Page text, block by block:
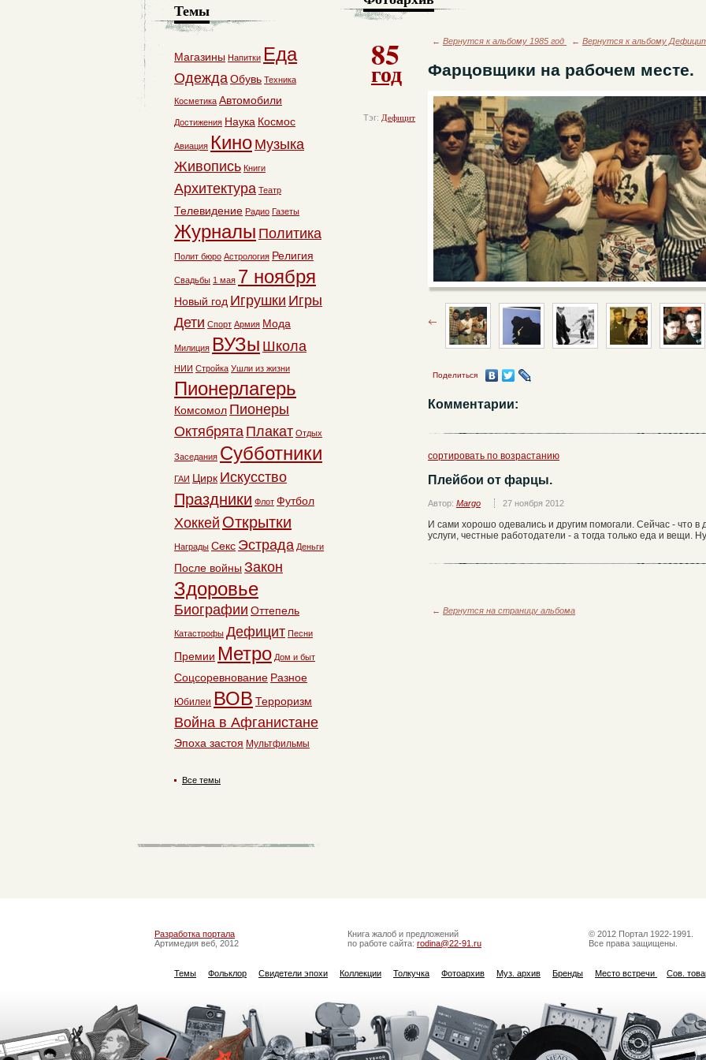
85
год
Тэг: Дефицит
← Вернутся к альбому 1985 год ← Вернутся к альбому
Фарцовщики на рабочем месте.
Поделиться
Комментарии:
сортировать по возрастанию
Плейбои от фарцы.
Автор: Margo 27 ноября 2012
И сами хорошо одевались и другим помогали. Сейчас - что
услуги, честные работодатели - а тогда только еда и вещи.
← Вернутся на страницу альбома
Темы
Магазины Напитки Еда
ОдеждаОбувь Техника
Косметика Автомобили
Достижения Наука Космос
Авиация Кино Музыка
Живопись Книги
Архитектура Театр
Телевидение Радио Газеты
Журналы Политика
Полит бюро Астрология Религия
Свадьбы 1 мая 7 ноября
Новый год Игрушки Игры
Дети Спорт Армия Мода
Милиция ВУЗы Школа
НИИ Стройка Ушли из жизни
Пионерлагерь
Комсомол Пионеры
Октябрята Плакат Отдых
Заседания Субботники
ГАИ Цирк Искусство
Праздники Флот Футбол
Хоккей Открытки
Награды Секс Эстрада Деньги
После войны Закон
Здоровье
Биографии Оттепель
Катастрофы Дефицит Песни
Премии Метро Дом и быт
Соцсоревнование Разное
Юбилеи ВОВ Терроризм
Война в Афганистане
Эпоха застоя Мультфильмы
Все темы
Разработка портала
Артимедия веб, 2012
Книга жалоб и предложений
по работе сайта: rodina@22-91.ru
© 2012 Портал 1922-1991.
Все права защищены.
Темы Фольклор Свидетели эпохи Коллекции Толкучка Фотоархив Муз. архив Бренды Место встречи Сов.